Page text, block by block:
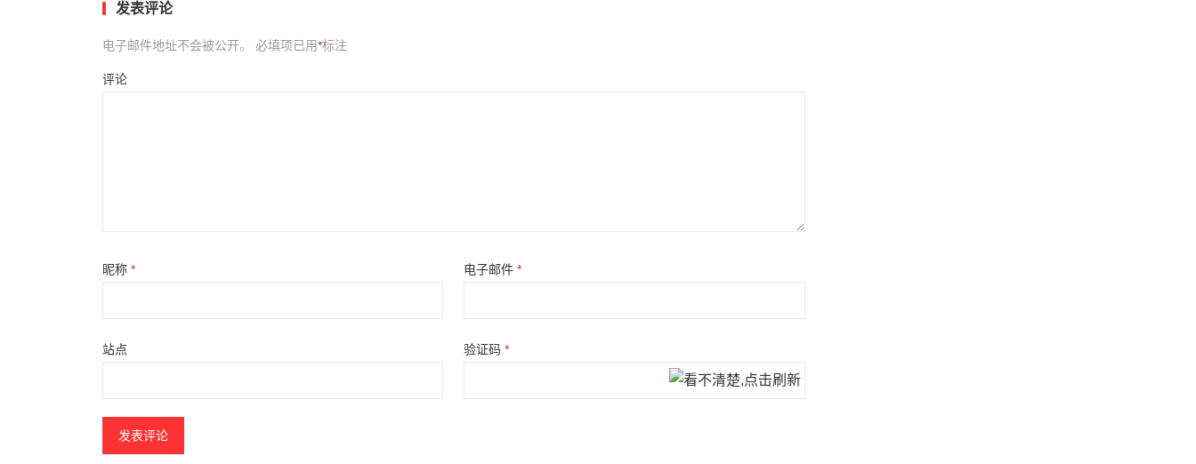
发表评论
电子邮件地址不会被公开。 必填项已用*标注
评论
昵称 * 电子邮件*
站点 验证码*